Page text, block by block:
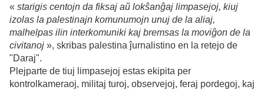
« starigis centojn da fiksaj aŭ lokŝanĝaj limpasejoj, kiuj
izolas la palestinajn komunumojn unuj de la aliaj,
malhelpas ilin interkomuniki kaj bremsas la moviĝon de la
civitanoj », skribas palestina ĵurnalistino en la retejo de
"Daraj".
Plejparte de tiuj limpasejoj estas ekipita per
kontrolkameraoj, militaj turoj, observejoj, feraj pordegoj, kaj